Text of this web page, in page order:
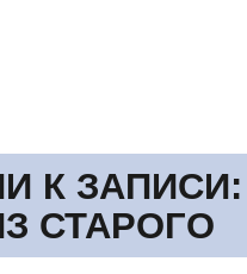
К ЗАПИСИ:
СТАРОГО